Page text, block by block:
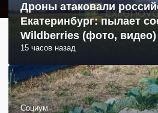
Дроны атаковали
Екатеринбург: пылает
Wildberries (фото, видео)
15 часов назад
Социум